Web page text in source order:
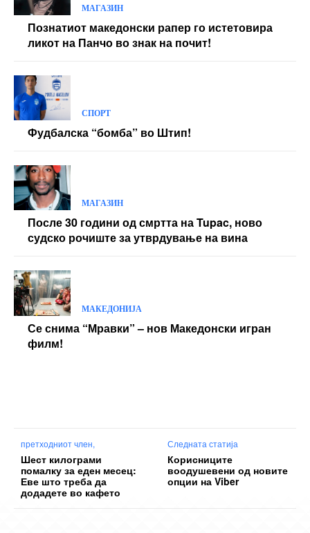
МАГАЗИН
Познатиот македонски рапер го истетовира
ликот на Панчо во знак на почит!
СПОРТ
Фудбалска “бомба” во Штип!
МАГАЗИН
После 30 години од смртта на Tupac, ново
судско рочиште за утврдување на вина
МАКЕДОНИЈА
Се снима “Мравки” – нов Македонски игран
филм!
претходниот член,
Шест килограми
помалку за еден месец:
Еве што треба да
додадете во кафето
Следната статија
Корисниците
воодушевени од новите
опции на Viber